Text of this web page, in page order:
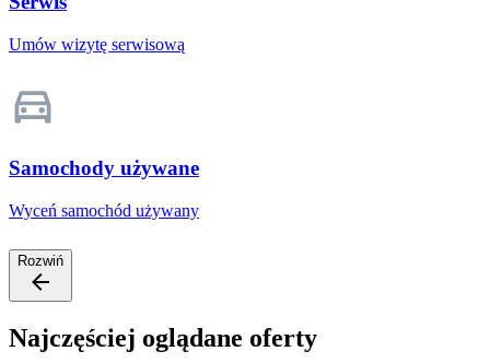
Umów wizytę serwisową
Samochody używane
Wyceń samochód używany
Rozwiń
Najczęściej oglądane oferty